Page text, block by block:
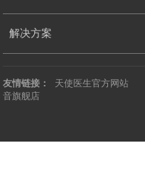
解决方案
友情链接： 天使医生官方网站
音旗舰店